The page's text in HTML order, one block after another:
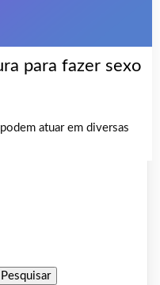
para fazer sexo
atuar em diversas
Pesquisar